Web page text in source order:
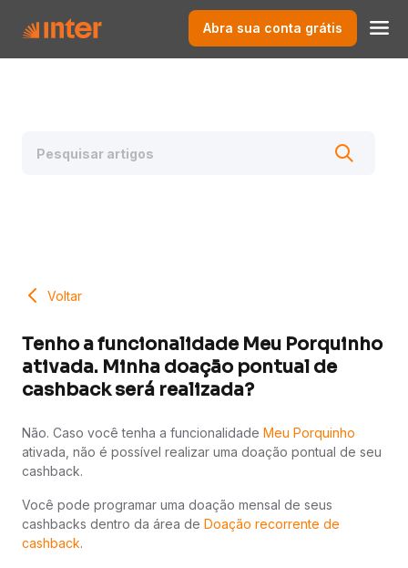
Abra sua conta grátis
Voltar
Tenho a funcionalidade Meu Porquinho
ativada. Minha doação pontual de
cashback será realizada?
Não. Caso você tenha a funcionalidade Meu Porquinho
ativada, não é possível realizar uma doação pontual de seu
cashback.
Você pode programar uma doação mensal de seus
cashbacks dentro da área de Doação recorrente de
cashback.